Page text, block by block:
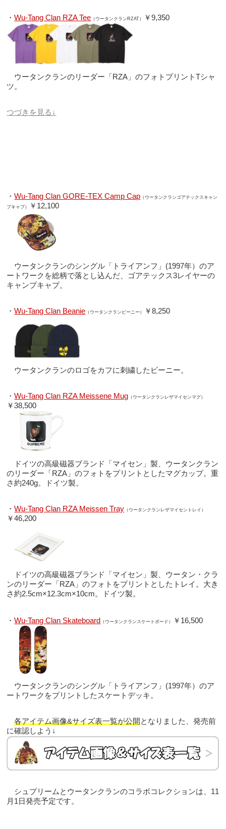
・Wu-Tang Clan RZA Tee （ウータンクランRZAT） ￥9,350
ウータンクランのリーダー「RZA」のフォトプリントTシャ
ツ。
つづきを見る↓
・Wu-Tang Clan GORE-TEX Camp Cap （ウータンクランゴアテックスキャン
プキャプ）
￥12,100
ウータンクランのシングル「トライアンフ」(1997年）のア
ートワークを総柄で落とし込んだ、ゴアテックス3レイヤーの
キャンプキャプ。
・Wu-Tang Clan Beanie （ウータンクランビーニー） ￥8,250
ウータンクランのロゴをカフに刺繍したビーニー。
・Wu-Tang Clan RZA Meissene Mug （ウータンクランレザマイセンマグ）
￥38,500
ドイツの高級磁器ブランド「マイセン」製、ウータンクラン
のリーダー「RZA」のフォトをプリントとしたマグカップ。重
さ約240g。ドイツ製。
・Wu-Tang Clan RZA Meissen Tray （ウータンクランレザマイセントレイ）
￥46,200
ドイツの高級磁器ブランド「マイセン」製、ウータン・クラ
ンのリーダー「RZA」のフォトをプリントとしたトレイ。大き
さ約2.5cm×12.3cm×10cm。ドイツ製。
・Wu-Tang Clan Skateboard （ウータンクランスケートボード） ￥16,500
ウータンクランのシングル「トライアンフ」(1997年）のア
ートワークをプリントしたスケートデッキ。
各アイテム画像&サイズ表一覧が公開となりました、発売前
に確認しよう↓
シュプリームとウータンクランのコラボコレクションは、11
月1日発売予定です。